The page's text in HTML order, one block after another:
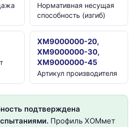
Нормативная несущая
способность (изгиб)
ХМ9000000-20,
ХМ9000000-30,
ХМ9000000-45
Артикул производителя
подтверждена
Профиль ХОМмет